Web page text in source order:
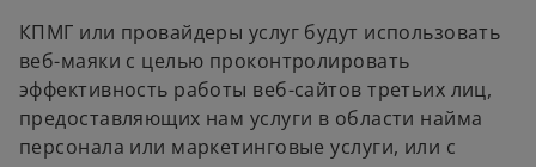
КПМГ или провайдеры услуг будут использовать
веб-маяки с целью проконтролировать
эффективность работы веб-сайтов третьих лиц,
предоставляющих нам услуги в области найма
персонала или маркетинговые услуги, или с